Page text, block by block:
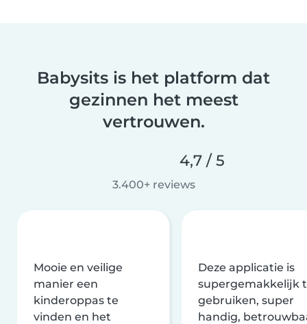
Babysits is het platform dat
gezinnen het meest
vertrouwen.
4,7 / 5
3.400+ reviews
Mooie en veilige
manier een
kinderoppas te
vinden en het
Deze applicatie is
supergemakkelijk
gebruiken, super
handig,